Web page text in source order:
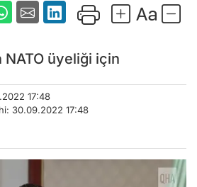
üyeliği için
17:48
30.09.2022 17:48